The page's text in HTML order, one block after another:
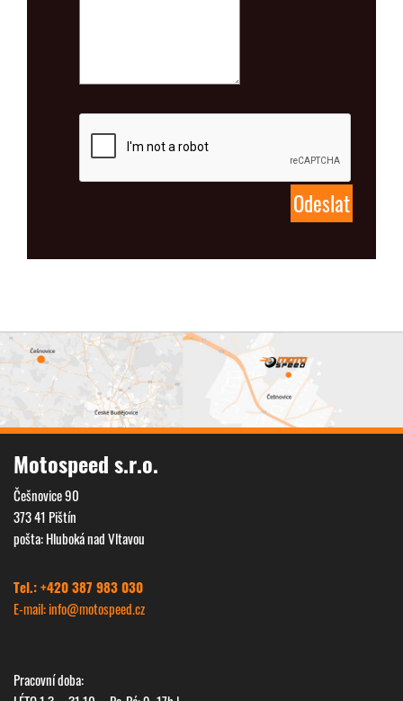
Motospeed s.r.o.
Češnovice 90
373 41 Pištín
pošta: Hluboká nad Vltavou
Tel.: +420 387 983 030
E-mail: info@motospeed.cz
Pracovní doba: